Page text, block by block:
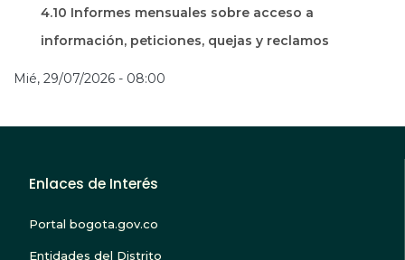
4.10 Informes mensuales sobre acceso a
información, peticiones, quejas y reclamos
Mié, 29/07/2026 - 08:00
Enlaces de Interés
Portal bogota.gov.co
Entidades del Distrito